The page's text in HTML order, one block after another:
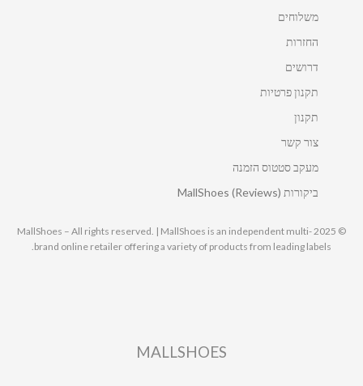
משלוחים
החזרות
דרושים
תקנון פרטיות
תקנון
צור קשר
מעקב סטטוס הזמנה
ביקורות MallShoes (Reviews)
© 2025 MallShoes – All rights reserved. | MallShoes is an independent multi-
brand online retailer offering a variety of products from leading labels.
MALLSHOES